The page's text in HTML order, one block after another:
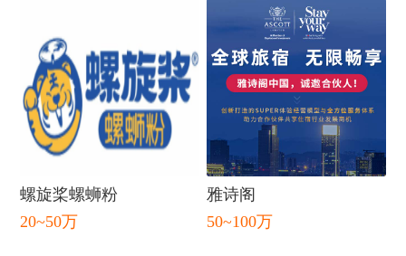
螺旋桨螺蛳粉
20~50万
雅诗阁
50~100万